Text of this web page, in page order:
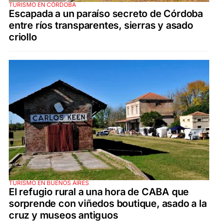
TURISMO EN CÓRDOBA
Escapada a un paraíso secreto de Córdoba
entre ríos transparentes, sierras y asado
criollo
TURISMO EN BUENOS AIRES
El refugio rural a una hora de CABA que
sorprende con viñedos boutique, asado a la
cruz y museos antiguos